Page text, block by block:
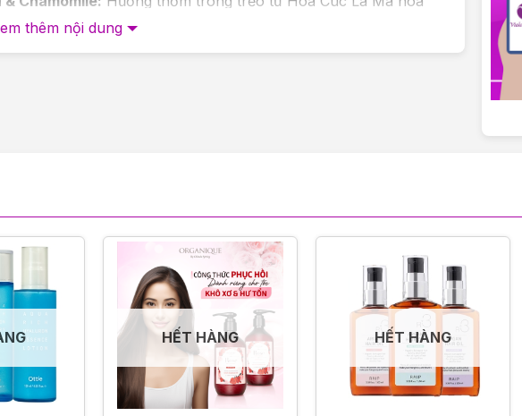
giúp dịu xoa dịu cảm xúc, mang tới cảm giác bình yên giữa
các thành tố để làm tăng tốc độ hấp thụ.
tay tạo kiểu, sử dụng máy là (hoặc máy uốn) để tạo kiểu cho
độ cao hơn 30 độ C.
thêm nội dung
HẾT HÀNG HẾT HÀNG